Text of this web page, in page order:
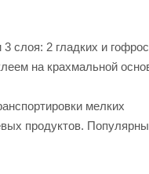
слоя: 2 гладких и
на крахмальной
мелких
продуктов.